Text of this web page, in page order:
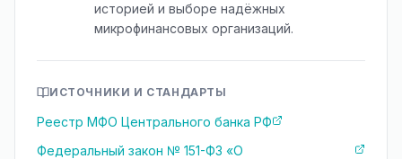
историей и выборе надёжных
микрофинансовых организаций.
ИСТОЧНИКИ И СТАНДАРТЫ
Реестр МФО Центрального банка РФ
Федеральный закон № 151-ФЗ «О